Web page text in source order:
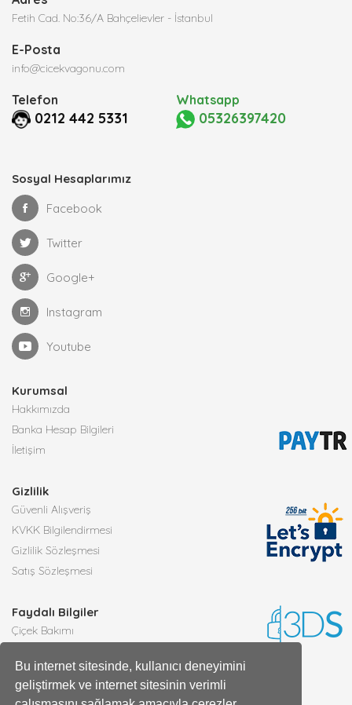
Bu internet sitesinde, kullanıcı deneyimini
geliştirmek ve internet sitesinin verimli
Fetih Cad. No:36/A Bahçelievler - İstanbul
E-Posta
info@cicekvagonu.com
Telefon
0212 442 5331
Whatsapp
05326397420
Sosyal Hesaplarımız
Facebook
Twitter
Google+
Instagram
Youtube
Kurumsal
Hakkımızda
Banka Hesap Bilgileri
İletişim
Gizlilik
Güvenli Alışveriş
KVKK Bilgilendirmesi
Gizlilik Sözleşmesi
Satış Sözleşmesi
Faydalı Bilgiler
Çiçek Bakımı
Çiçek Anlamları
Tüm Blog Yazıları